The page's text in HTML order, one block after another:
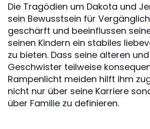
Die Tragödien um Dakota und
sein Bewusstsein für
geschärft und beeinflussen
seinen Kindern ein stabiles
zu bieten. Dass seine älteren
Geschwister teilweise
Rampenlicht meiden hilft ihm
nicht nur über seine Karriere
über Familie zu definieren.